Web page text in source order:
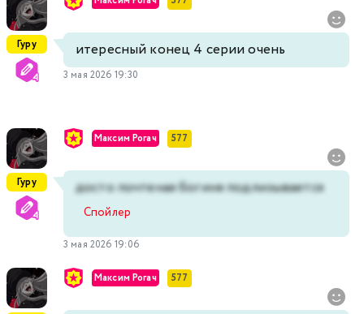
Гуру итересный конец 4 серии очень
3 мая 2026 19:30
Гуру
Максим Рогач 577
досто почтеная богиня подлизывается
Спойлер
3 мая 2026 19:06
Максим Рогач 577